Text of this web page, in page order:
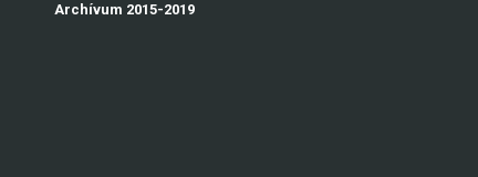
Archívum 2015-2019